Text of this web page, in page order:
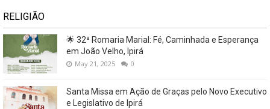
RELIGIÃO
🌟 32ª Romaria Marial: Fé, Caminhada e Esperança
em João Velho, Ipirá
May 21, 2025 0
Santa Missa em Ação de Graças pelo Novo Executivo
e Legislativo de Ipirá